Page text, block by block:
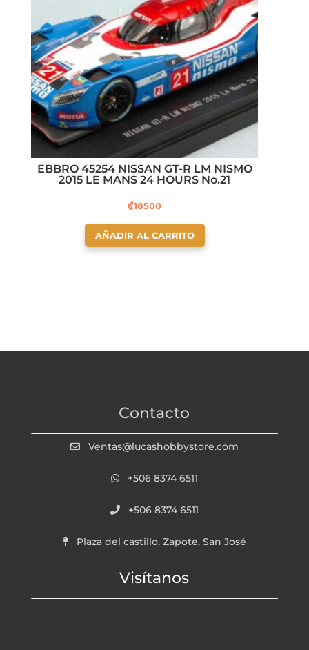
EBBRO 45254 NISSAN GT-R LM NISMO
2015 LE MANS 24 HOURS No.21
₡18500
AÑADIR AL CARRITO
Contacto
Ventas@lucashobbystore.com
+506 8374 6511
+506 8374 6511
Plaza del castillo, Zapote, San José
Visítanos